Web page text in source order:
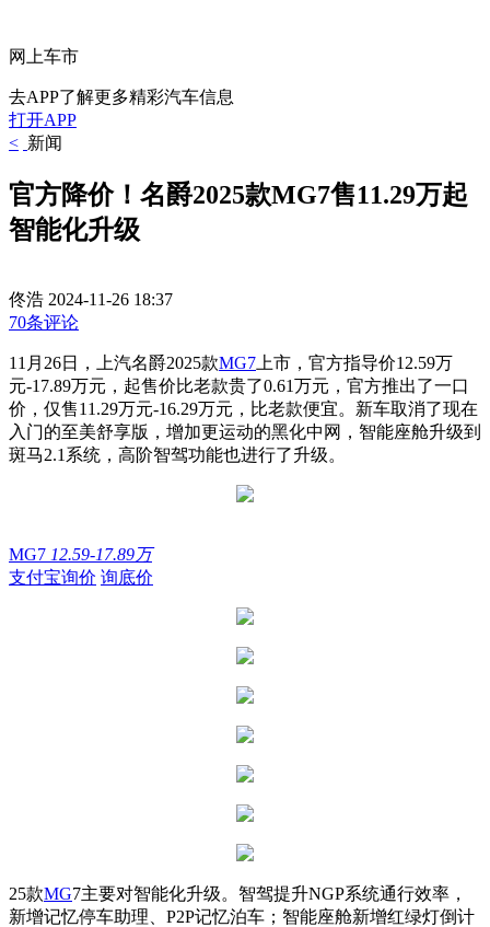
网上车市
去APP了解更多精彩汽车信息
打开APP
< 新闻
官方降价！名爵2025款MG7售11.29万起
智能化升级
佟浩 2024-11-26 18:37
70条评论
11月26日，上汽名爵2025款MG7 上市，官方指导价12.59万
元-17.89万元，起售价比老款贵了0.61万元，官方推出了一口
价，仅售11.29万元-16.29万元，比老款便宜。新车取消了现在
入门的至美舒享版，增加更运动的黑化中网，智能座舱升级到
斑马2.1系统，高阶智驾功能也进行了升级。
MG7 12.59-17.89万
支付宝询价 询底价
25款MG7主要对智能化升级。智驾提升NGP系统通行效率，
新增记忆停车助理、P2P记忆泊车；智能座舱新增红绿灯倒计